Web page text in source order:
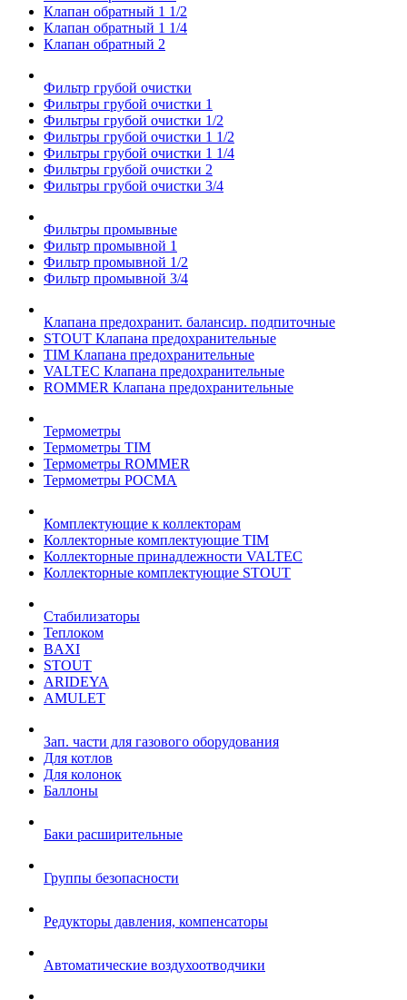
Клапан обратный 1 1/2
Клапан обратный 1 1/4
Клапан обратный 2
Фильтр грубой очистки
Фильтры грубой очистки 1
Фильтры грубой очистки 1/2
Фильтры грубой очистки 1 1/2
Фильтры грубой очистки 1 1/4
Фильтры грубой очистки 2
Фильтры грубой очистки 3/4
Фильтры промывные
Фильтр промывной 1
Фильтр промывной 1/2
Фильтр промывной 3/4
Клапана предохранит. балансир. подпиточные
STOUT Клапана предохранительные
TIM Клапана предохранительные
VALTEC Клапана предохранительные
ROMMER Клапана предохранительные
Термометры
Термометры TIM
Термометры ROMMER
Термометры РОСМА
Комплектующие к коллекторам
Коллекторные комплектующие TIM
Коллекторные принадлежности VALTEC
Коллекторные комплектующие STOUT
Стабилизаторы
Теплоком
BAXI
STOUT
ARIDEYA
AMULET
Зап. части для газового оборудования
Для котлов
Для колонок
Баллоны
Баки расширительные
Группы безопасности
Редукторы давления, компенсаторы
Автоматические воздухоотводчики